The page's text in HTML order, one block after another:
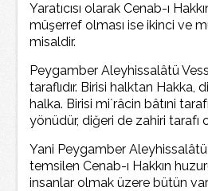
Yaratıcısı olarak Cenab-ı
müşerref olması ise ikinci ve
misaldir.
Peygamber Aleyhissalâtü
taraflıdır. Birisi halktan Hakka,
halka. Birisi mi´râcin bâtıni
yönüdür, diğeri de zahiri tarafı
Yani Peygamber
temsilen Cenab-ı Hakkın
insanlar olmak üzere bütün